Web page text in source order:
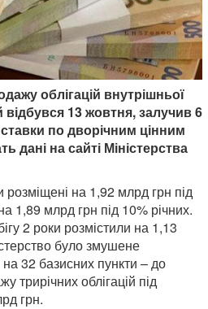
облігацій внутрішньої
13 жовтня, залучив 6
по дворічним цінним
дані на сайті Міністерства
на 1,92 млрд грн під
1,89 млрд грн під 10% річних.
2 роки розмістили на 1,13
було змушене
32 базисних пункти – до
трирічних облігацій під
грн.